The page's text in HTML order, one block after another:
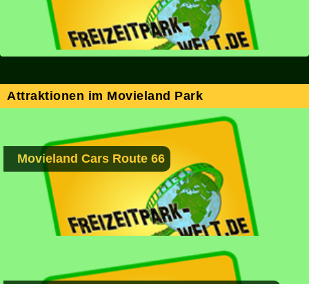
Attraktionen im Movieland Park
Movieland Cars Route 66